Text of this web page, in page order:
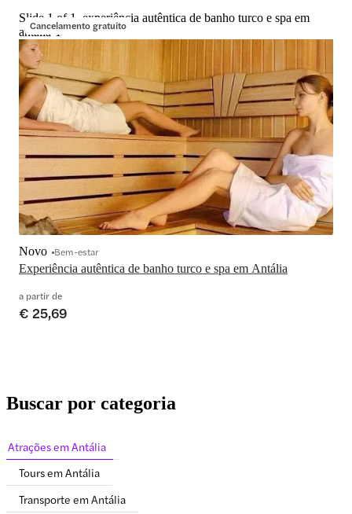
Cancelamento gratuito
Slide 1 of 1, experiência autêntica de banho turco e spa em
antália-1
Experiência autêntica de banho turco e spa em Antália
Novo Bem-estar
a partir de
€ 25,69
Buscar por categoria
Atrações em Antália
Tours em Antália
Transporte em Antália